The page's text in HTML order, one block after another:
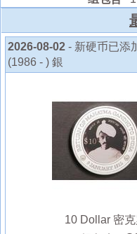
2026-08-02 - 新硬币已添
(1986 - ) 銀
10 Dollar 密克